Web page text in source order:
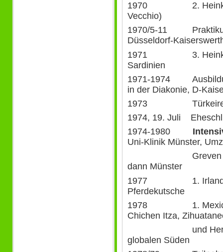
1970 2. Heinkel-
Vecchio)
1970/5-11
Düsseldorf-
1971 3. Heinkel-
Sardinien
1971-1974
in der Diakonie, D-
1973 Türkeireise
1974, 19. Juli
1974-1980
Uni-Klinik Münster,
Greven (erste
dann Münster
1977 1. Irland-
Pferdekutsche
1978 1. Mexico-
Chichen Itza,
und Herzöffner
globalen Süden